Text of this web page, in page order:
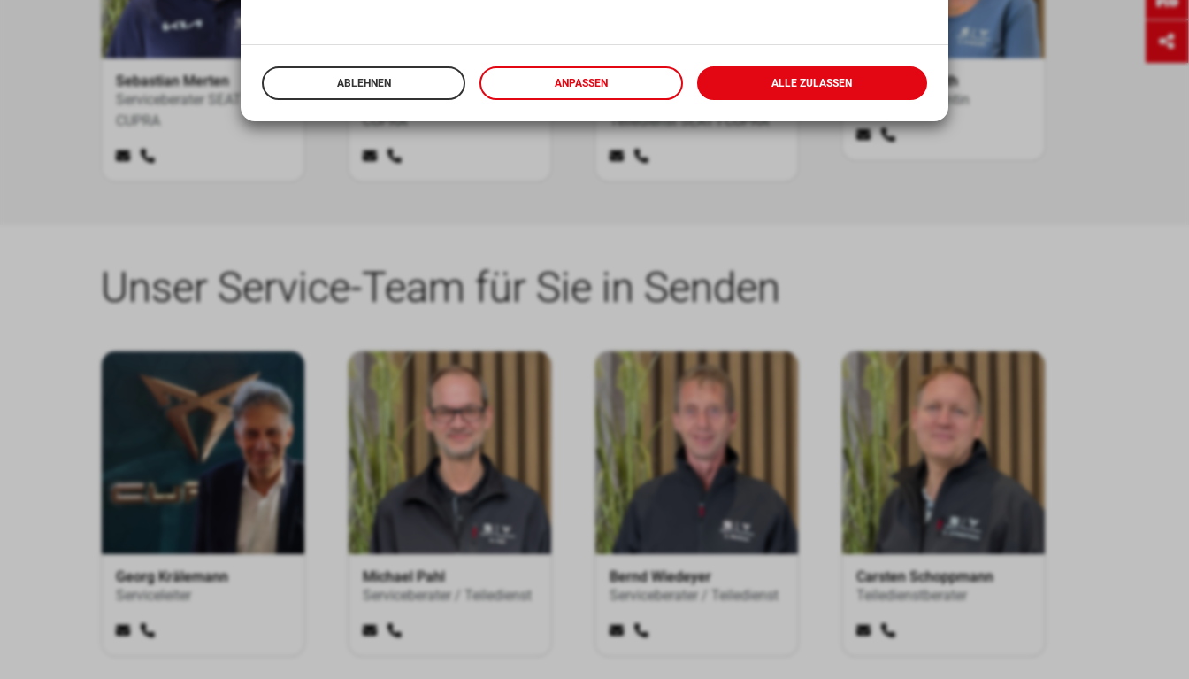
Sebastian Merten
Serviceberater SEAT I
CUPRA
Daniel Klüter
Serviceberater SEAT I
CUPRA
zertifizierter Serviceberater /
Teiledienst SEAT I CUPRA
Doris Schönrath
Serviceassistentin
Unser Service-Team für Sie in Senden
Georg Krälemann
Serviceleiter
Michael Pahl
Serviceberater / Teiledienst
Bernd Wiedeyer
Serviceberater / Teiledienst
Carsten Schoppmann
Teiledienstberater
ABLEHNEN ANPASSEN ALLE ZULASSEN